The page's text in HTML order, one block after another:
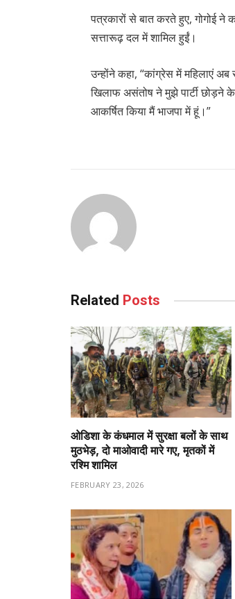
पत्रकारों से बात करते हुए, गोगोई ने
सत्तारूढ़ दल में शामिल हुईं।
उन्होंने कहा, “कांग्रेस में महिलाएं
खिलाफ असंतोष ने मुझे पार्टी छोड़ने
आकर्षित किया मैं भाजपा में हूं।”
Related Posts
ओडिशा के कंधमाल में सुरक्षा बलों के साथ
मुठभेड़, दो माओवादी मारे गए, मृतकों में
रश्मि शामिल
FEBRUARY 23, 2026